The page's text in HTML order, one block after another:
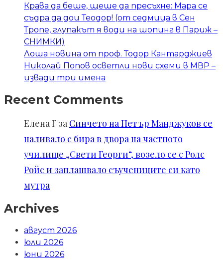
Крава да беше, щеше да пресъхне: Мара се
съдра да дои Теодор! (от седмица в Сен
Тропе, глупакът я води на шопинг в Париж –
СНИМКИ)
Лоша новина от проф. Тодор Кантарджиев
Николай Попов осветли нови схеми в МВР –
извади три имена
Recent Comments
Елена Г за Синчето на Петър Манджуков се
наливало с бира в двора на частното
училище „Свети Георги“, возело се с Ролс
Ройс и заплашвало съучениците си като
мутра
Archives
август 2026
юли 2026
юни 2026